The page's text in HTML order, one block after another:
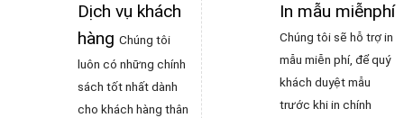
Dịch vụ khách
hàng Chúng tôi
luôn có những chính
sách tốt nhất dành
cho khách hàng thân
In mẫu miễnphí
Chúng tôi sẽ hỗ trợ in
mẫu miễn phí, để quý
khách duyệt mẫu
trước khi in chính